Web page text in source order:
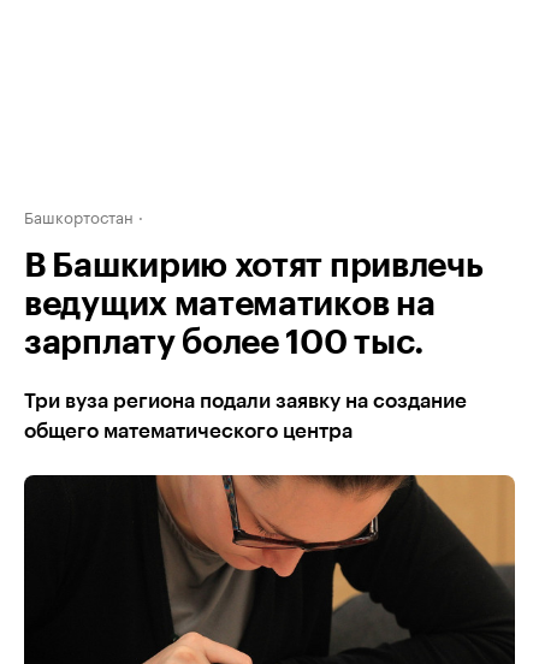
Башкортостан
В Башкирию хотят привлечь
ведущих математиков на
зарплату более 100 тыс.
Три вуза региона подали заявку на создание
общего математического центра